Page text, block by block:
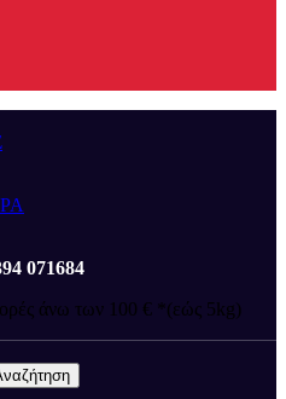
071684
άνω των 100 € *(εώς 5kg)